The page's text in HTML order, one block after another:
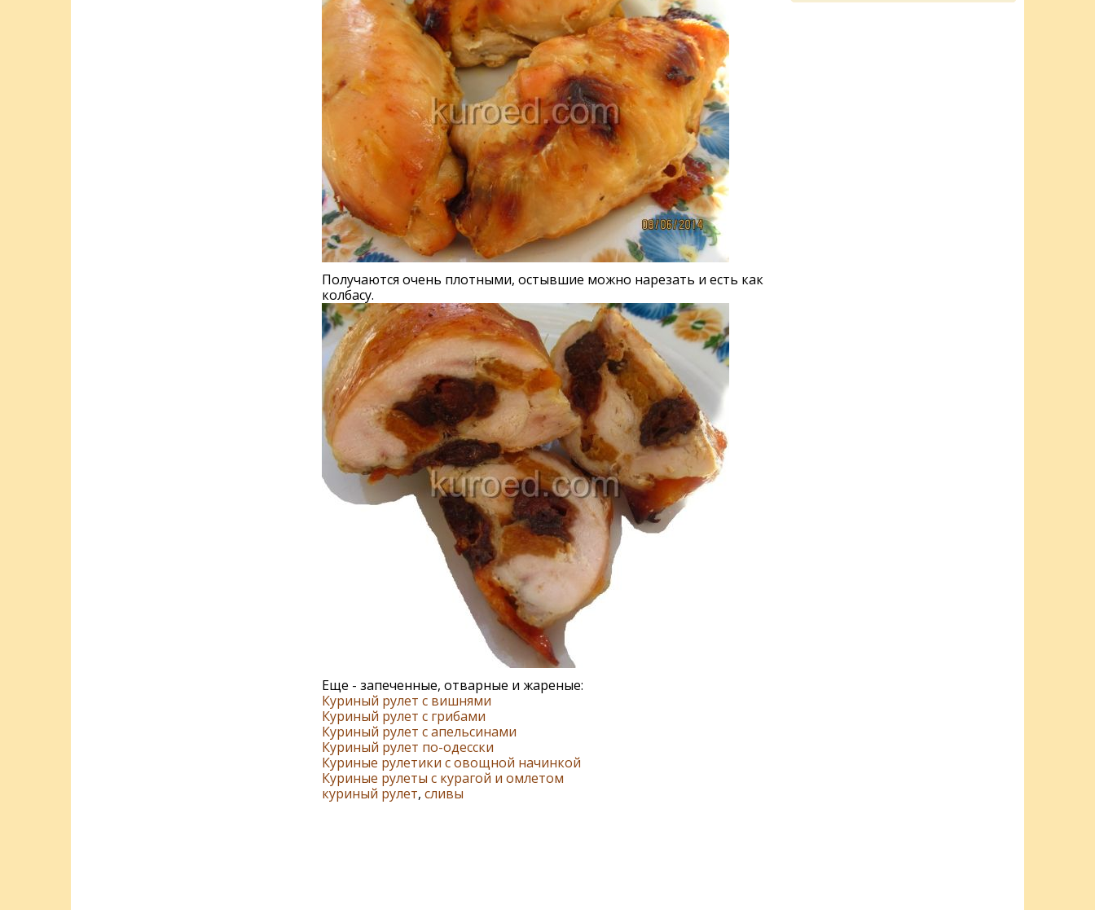
Получаются очень плотными, остывшие можно нарезать и есть как
колбасу.
Еще - запеченные, отварные и жареные:
Куриный рулет с вишнями
Куриный рулет с грибами
Куриный рулет с апельсинами
Куриный рулет по-одесски
Куриные рулетики с овощной начинкой
Куриные рулеты с курагой и омлетом
куриный рулет, сливы